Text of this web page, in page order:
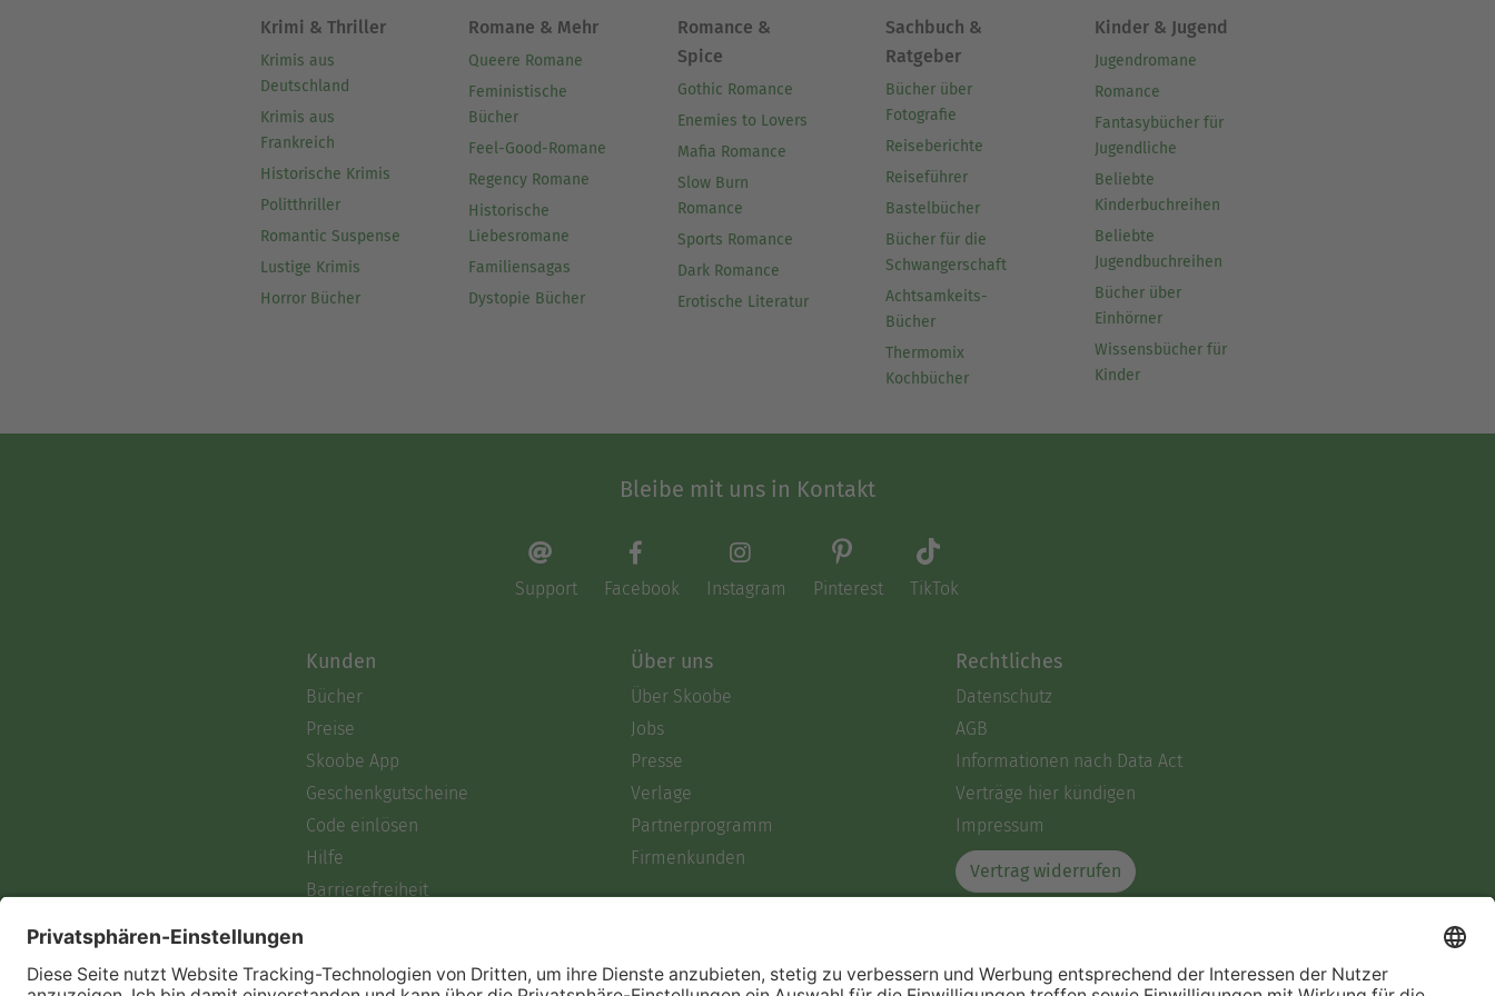
Krimi & Thriller
Krimis aus
Deutschland
Krimis aus
Frankreich
Historische Krimis
Politthriller
Romantic Suspense
Lustige Krimis
Horror Bücher
Romane & Mehr
Queere Romane
Feministische
Bücher
Feel-Good-Romane
Regency Romane
Historische
Liebesromane
Familiensagas
Dystopie Bücher
Romance &
Spice
Gothic Romance
Enemies to Lovers
Mafia Romance
Slow Burn
Romance
Sports Romance
Dark Romance
Erotische Literatur
Sachbuch &
Ratgeber
Bücher über
Fotografie
Reiseberichte
Reiseführer
Bastelbücher
Bücher für die
Schwangerschaft
Achtsamkeits-
Bücher
Thermomix
Kochbücher
Kinder & Jugend
Jugendromane
Romance
Fantasybücher für
Jugendliche
Beliebte
Kinderbuchreihen
Beliebte
Jugendbuchreihen
Bücher über
Einhörner
Wissensbücher für
Kinder
Bleibe mit uns in Kontakt
Support Facebook Instagram Pinterest TikTok
Kunden
Bücher
Preise
Skoobe App
Geschenkgutscheine
Code einlösen
Hilfe
Barrierefreiheit
Über uns
Über Skoobe
Jobs
Presse
Verlage
Partnerprogramm
Firmenkunden
Rechtliches
Datenschutz
AGB
Informationen nach Data Act
Verträge hier kündigen
Impressum
Vertrag widerrufen